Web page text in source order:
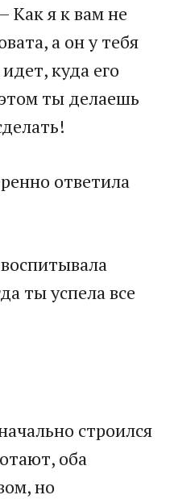
Как я к вам не
а он у тебя
куда его
ты делаешь
ответила
ты успела все
строился
оба
но